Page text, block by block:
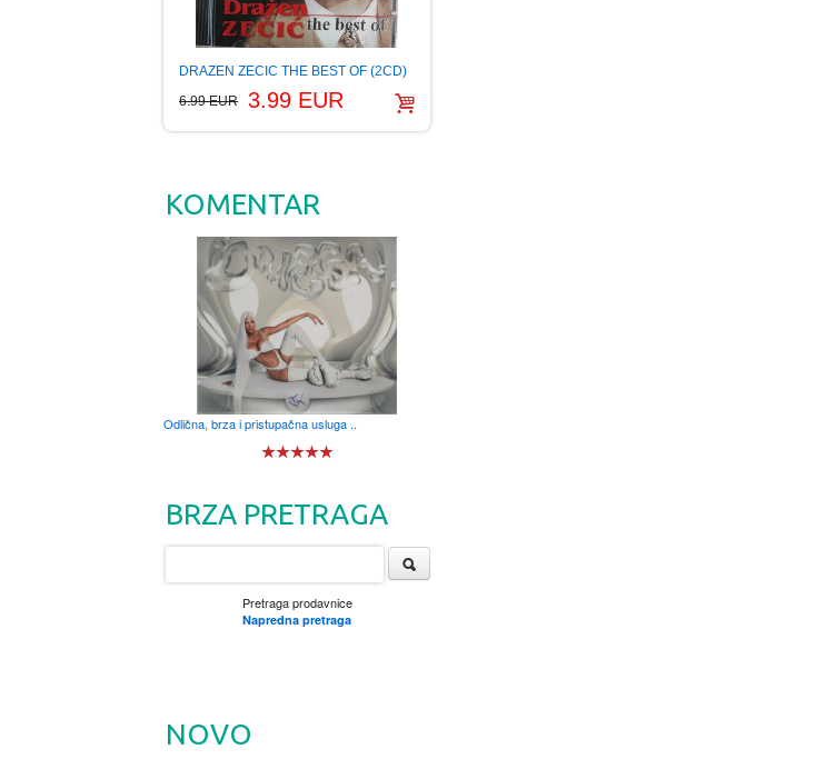
DRAZEN ZECIC THE BEST OF (2CD)
6.99 EUR
3.99 EUR
KOMENTAR
Odlična, brza i pristupačna usluga ..
BRZA PRETRAGA
Pretraga prodavnice
Napredna pretraga
NOVO